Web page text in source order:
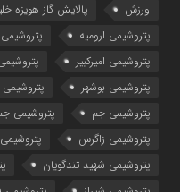
ورزش
پالایش گاز هویزه
پتروشیمی ارومیه
پتروشیمی
پتروشیمی امیرکبیر
پتروشیمی بوشهر
پتروشیمی
پتروشیمی جم
پتروشیمی
پتروشیمی زاگرس
پتروشیمی شهید تندگویان